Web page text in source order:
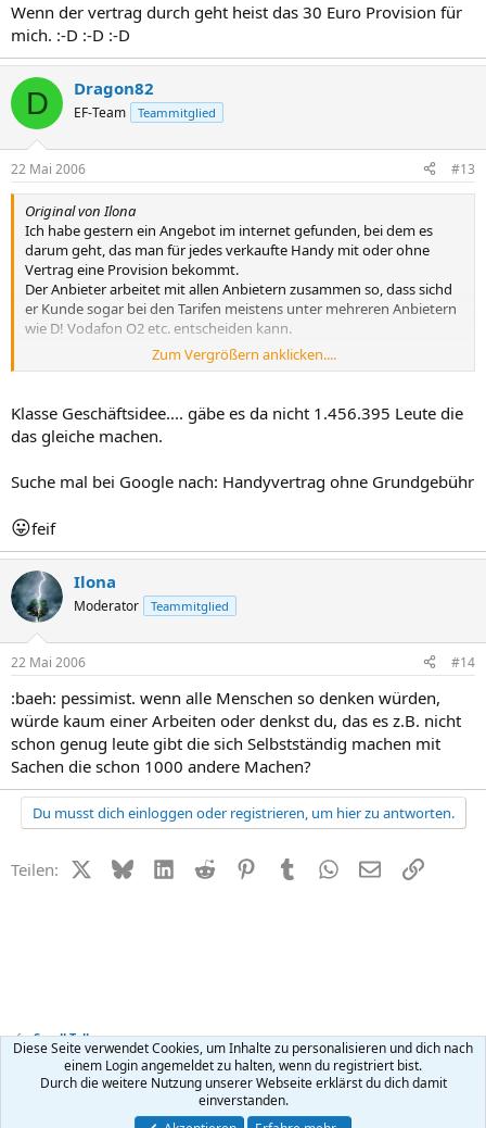
Wenn der vertrag durch geht heist das 30 Euro Provision für
mich. :-D :-D :-D
D Dragon82
EF-Team Teammitglied
22 Mai 2006 #13
Original von Ilona
Ich habe gestern ein Angebot im internet gefunden, bei dem es
darum geht, das man für jedes verkaufte Handy mit oder ohne
Vertrag eine Provision bekommt.
Der Anbieter arbeitet mit allen Anbietern zusammen so, dass sichd
er Kunde sogar bei den Tarifen meistens unter mehreren Anbietern
wie D! Vodafon O2 etc. entscheiden kann.
Es gibt soweit ich gelesen habe keinen kosten die auf mich zu
samt Verträge kommen dann von dem Anbieter, ich wäre also nur
ein Vermittler.
Zum Vergrößern anklicken....
Klasse Geschäftsidee.... gäbe es da nicht 1.456.395 Leute die
das gleiche machen.
Suche mal bei Google nach: Handyvertrag ohne Grundgebühr
😛feif
Ilona
Moderator Teammitglied
22 Mai 2006 #14
:baeh: pessimist. wenn alle Menschen so denken würden,
würde kaum einer Arbeiten oder denkst du, das es z.B. nicht
schon genug leute gibt die sich Selbstständig machen mit
Sachen die schon 1000 andere Machen?
Du musst dich einloggen oder registrieren, um hier zu antworten.
Teilen: X (Twitter)
BlueskyLinkedIn
Reddit PinterestTumblr WhatsApp
E-MailLink
Small Talk
Kontakt Nutzungsbedingungen Datenschutz Hilfe
R
Community platform by XenForo ® © 2010-2026 XenForo Ltd.
Diese Seite verwendet Cookies, um Inhalte zu personalisieren und dich nach
einem Login angemeldet zu halten, wenn du registriert bist.
Durch die weitere Nutzung unserer Webseite erklärst du dich damit
einverstanden.